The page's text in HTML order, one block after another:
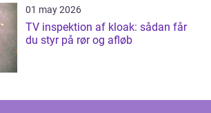
01 may 2026
TV inspektion af kloak: sådan får
du styr på rør og afløb